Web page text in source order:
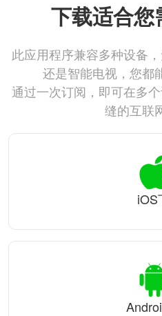
下载适合您
此应用程序兼容多种设备
还是智能电视，您都
通过一次订阅，即可在多
缝的互联
iOS